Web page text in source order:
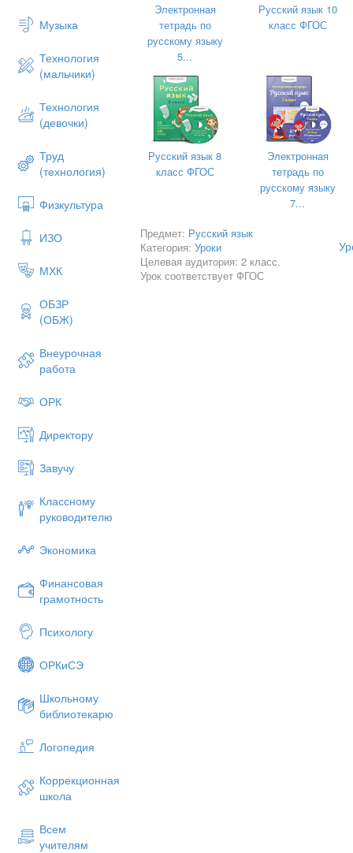
Музыка
Технология
(мальчики)
Технология
(девочки)
Труд
(технология)
Физкультура
ИЗО
МХК
ОБЗР
(ОБЖ)
Внеурочная
работа
ОРК
Директору
Завучу
Классному
руководителю
Экономика
Финансовая
грамотность
Психологу
ОРКиСЭ
Школьному
библиотекарю
Логопедия
Коррекционная
школа
Всем
учителям
Электронная
тетрадь по
русскому языку
5...
Русский язык 10
класс ФГОС
Русский язык 8
класс ФГОС
Электронная
тетрадь по
русскому языку
7...
Предмет: Русский язык
Категория:Уроки
Целевая аудитория: 2 класс.
Урок соответствует ФГОС